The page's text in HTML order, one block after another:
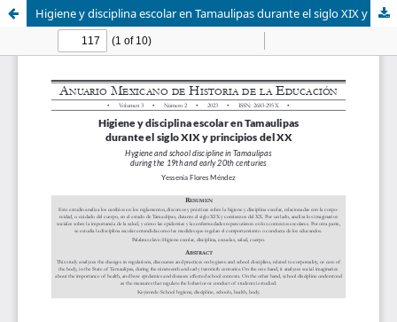
Higiene y disciplina escolar en Tamaulipas durante el siglo XIX y principios del XX